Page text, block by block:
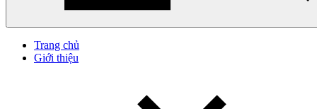
Trang chủ
Giới thiệu